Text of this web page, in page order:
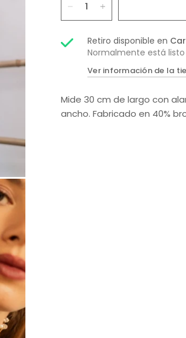
Retiro disponible en
Normalmente está
Ver información de la
Mide 30 cm de largo con
ancho. Fabricado en 40%